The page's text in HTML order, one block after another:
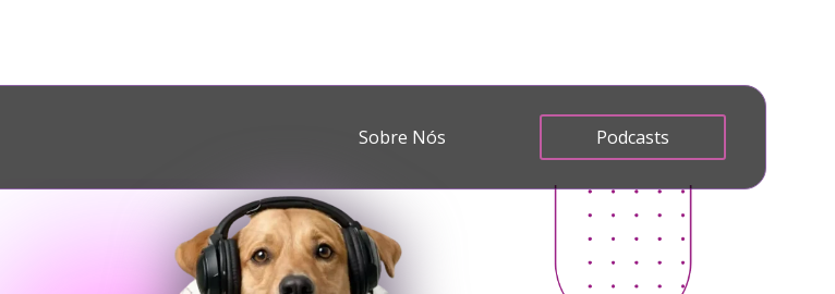
Podcasts
Sobre Nós